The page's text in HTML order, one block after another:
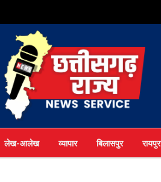
लेख-आलेख व्यापार बिलासपुर रायपुर